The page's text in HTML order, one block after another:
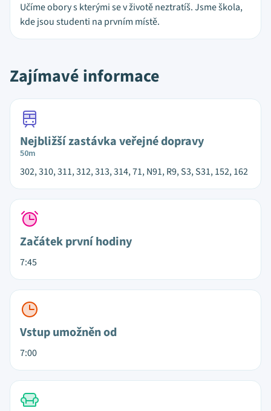
Učíme obory s kterými se v životě neztratíš. Jsme škola,
kde jsou studenti na prvním místě.
Zajímavé informace
Nejbližší zastávka veřejné dopravy
50m
302, 310, 311, 312, 313, 314, 71, N91, R9, S3, S31, 152, 162
Začátek první hodiny
7:45
Vstup umožněn od
7:00